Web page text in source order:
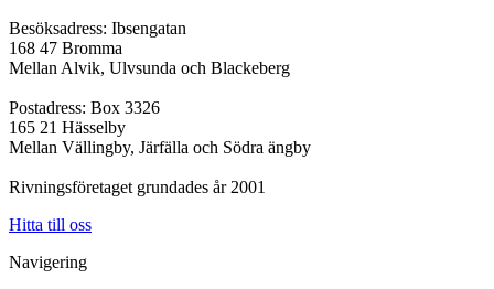
Besöksadress: Ibsengatan
168 47 Bromma
Mellan Alvik, Ulvsunda och Blackeberg
Postadress: Box 3326
165 21 Hässelby
Mellan Vällingby, Järfälla och Södra ängby
Rivningsföretaget grundades år 2001
Hitta till oss
Navigering